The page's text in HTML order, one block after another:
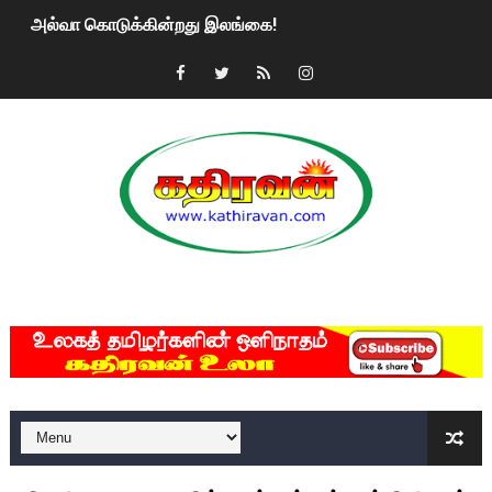
அல்வா கொடுக்கின்றது இலங்கை!
2ஆம் நாள் உக்ரைன் யுத்தம்!! எங்களைத் தனிமையில்
மகிந்த ராஜபக்சே பதவி விலக திட்டம்?
ரவுடி பேபிக்கு நடந்த தரமான சம்பவம்.. ஆபாச வீடியோக்களால்
குண்டை தூக்கிப்போட்ட ஆய்வு…. இந்தியாவின் “கோவிஷீல்டு”
யாழில் தமிழின தலைவர் பிரபாகரனின் பிறந்தநாளை
ஏர்போர்ட்டில் உதைத்த நபர் யார், என்ன நடந்தது?: உண்மையை
சீனா இலங்கையிடம் 8 மில்லியன் அமெரிக்க டொலர் நட்டஈடு